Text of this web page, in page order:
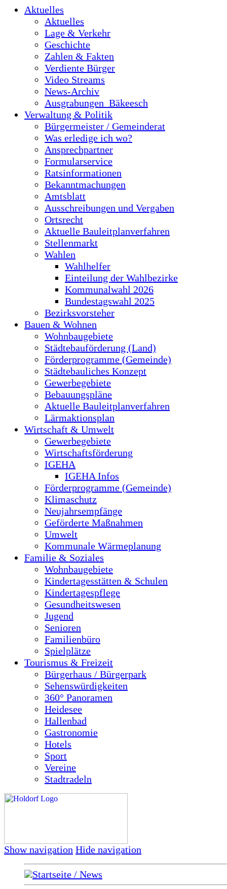
Aktuelles
Aktuelles
Lage & Verkehr
Geschichte
Zahlen & Fakten
Verdiente Bürger
Video Streams
News-Archiv
Ausgrabungen_Bäkeesch
Verwaltung & Politik
Bürgermeister / Gemeinderat
Was erledige ich wo?
Ansprechpartner
Formularservice
Ratsinformationen
Bekanntmachungen
Amtsblatt
Ausschreibungen und Vergaben
Ortsrecht
Aktuelle Bauleitplanverfahren
Stellenmarkt
Wahlen
Wahlhelfer
Einteilung der Wahlbezirke
Kommunalwahl 2026
Bundestagswahl 2025
Bezirksvorsteher
Bauen & Wohnen
Wohnbaugebiete
Städtebauförderung (Land)
Förderprogramme (Gemeinde)
Städtebauliches Konzept
Gewerbegebiete
Bebauungspläne
Aktuelle Bauleitplanverfahren
Lärmaktionsplan
Wirtschaft & Umwelt
Gewerbegebiete
Wirtschaftsförderung
IGEHA
IGEHA Infos
Förderprogramme (Gemeinde)
Klimaschutz
Neujahrsempfänge
Geförderte Maßnahmen
Umwelt
Kommunale Wärmeplanung
Familie & Soziales
Wohnbaugebiete
Kindertagesstätten & Schulen
Kindertagespflege
Gesundheitswesen
Jugend
Senioren
Familienbüro
Spielplätze
Tourismus & Freizeit
Bürgerhaus / Bürgerpark
Sehenswürdigkeiten
360° Panoramen
Heidesee
Hallenbad
Gastronomie
Hotels
Sport
Vereine
Stadtradeln
Show navigation Hide navigation
Startseite / News